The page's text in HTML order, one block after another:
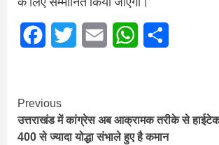
FacebookTwitter Email WhatsApp
Continue
Reading
Previous
उत्तराखंड में कांग्रेस अब आक्रामक तरीके से हाईटेक
400 से ज्यादा योद्धा संभाले हुए है कमान